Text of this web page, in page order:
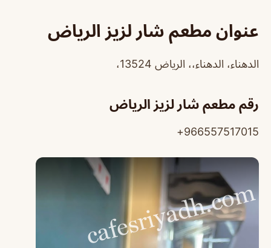
عنوان مطعم شار لزيز الرياض
الدهناء، الدهناء،، الرياض 13524،
رقم مطعم شار لزيز الرياض
966557517015+